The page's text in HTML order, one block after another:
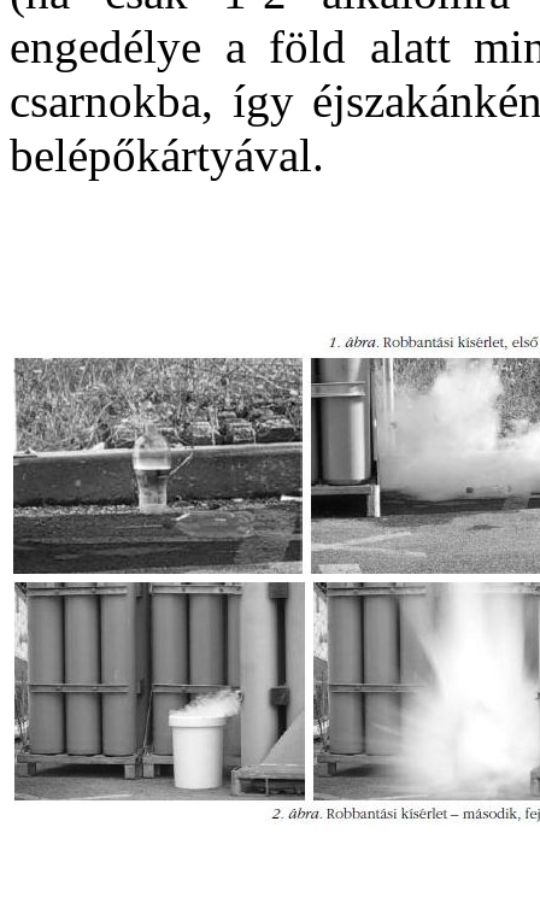
engedélye a föld alatt
csarnokba, így
belépőkártyával.